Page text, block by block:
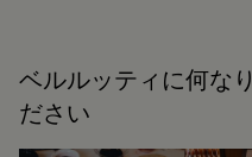
ベルルッティに何な
ださい